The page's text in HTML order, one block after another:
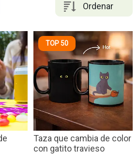
Ordenar
TOP 50
Taza que cambia de color
con gatito travieso